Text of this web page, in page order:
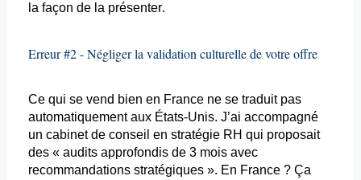
la façon de la présenter.
Erreur #2 - Négliger la validation culturelle de votre offre
Ce qui se vend bien en France ne se traduit pas
automatiquement aux États-Unis. J’ai accompagné
un cabinet de conseil en stratégie RH qui proposait
des « audits approfondis de 3 mois avec
recommandations stratégiques ». En France ? Ça